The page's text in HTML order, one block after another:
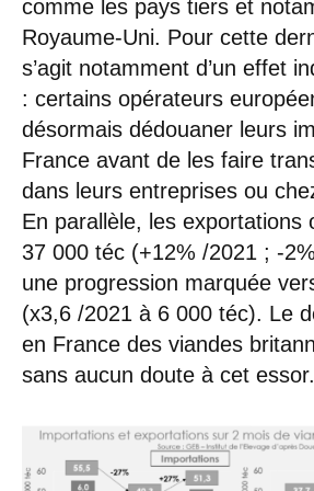
comme les pays tiers et
Royaume-Uni. Pour cette
s’agit notamment d’un effet
: certains opérateurs
désormais dédouaner leurs
France avant de les faire
dans leurs entreprises ou
En parallèle, les exportations
37 000 téc (+12% /2021 ; -
une progression marquée
(x3,6 /2021 à 6 000 téc). Le
en France des viandes
sans aucun doute à cet essor.